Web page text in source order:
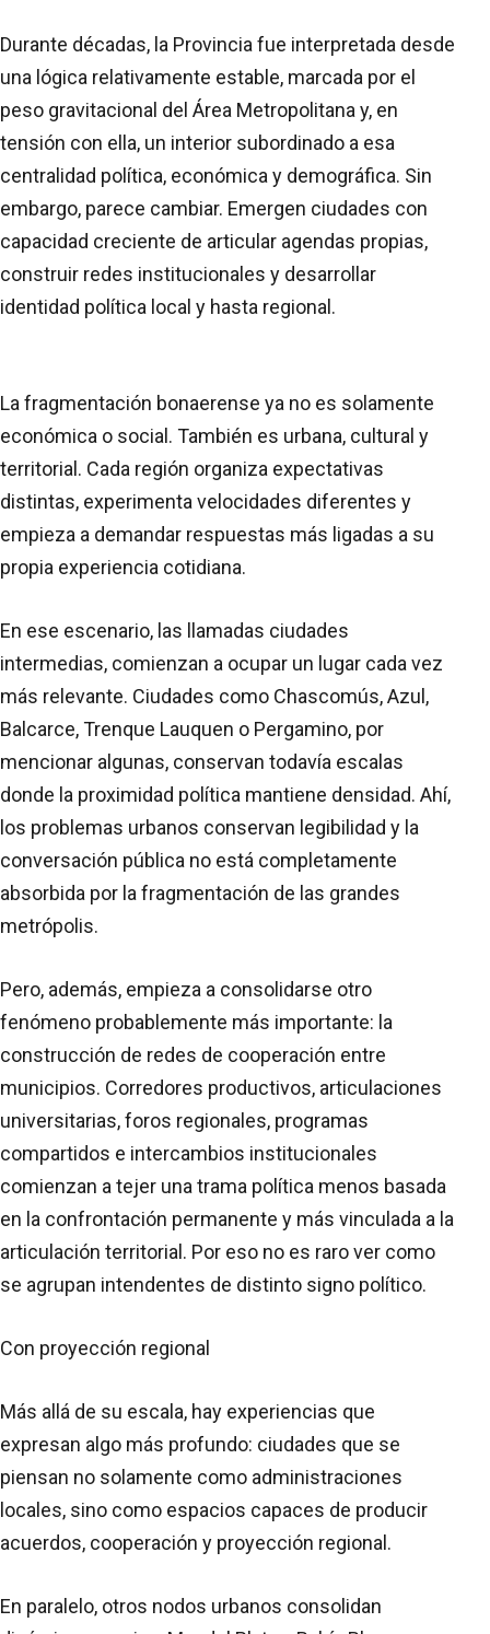
Durante décadas, la Provincia fue interpretada desde
una lógica relativamente estable, marcada por el
peso gravitacional del Área Metropolitana y, en
tensión con ella, un interior subordinado a esa
centralidad política, económica y demográfica. Sin
embargo, parece cambiar. Emergen ciudades con
capacidad creciente de articular agendas propias,
construir redes institucionales y desarrollar
identidad política local y hasta regional.
La fragmentación bonaerense ya no es solamente
económica o social. También es urbana, cultural y
territorial. Cada región organiza expectativas
distintas, experimenta velocidades diferentes y
empieza a demandar respuestas más ligadas a su
propia experiencia cotidiana.
En ese escenario, las llamadas ciudades
intermedias, comienzan a ocupar un lugar cada vez
más relevante. Ciudades como Chascomús, Azul,
Balcarce, Trenque Lauquen o Pergamino, por
mencionar algunas, conservan todavía escalas
donde la proximidad política mantiene densidad. Ahí,
los problemas urbanos conservan legibilidad y la
conversación pública no está completamente
absorbida por la fragmentación de las grandes
metrópolis.
Pero, además, empieza a consolidarse otro
fenómeno probablemente más importante: la
construcción de redes de cooperación entre
municipios. Corredores productivos, articulaciones
universitarias, foros regionales, programas
compartidos e intercambios institucionales
comienzan a tejer una trama política menos basada
en la confrontación permanente y más vinculada a la
articulación territorial. Por eso no es raro ver como
se agrupan intendentes de distinto signo político.
Con proyección regional
Más allá de su escala, hay experiencias que
expresan algo más profundo: ciudades que se
piensan no solamente como administraciones
locales, sino como espacios capaces de producir
acuerdos, cooperación y proyección regional.
En paralelo, otros nodos urbanos consolidan